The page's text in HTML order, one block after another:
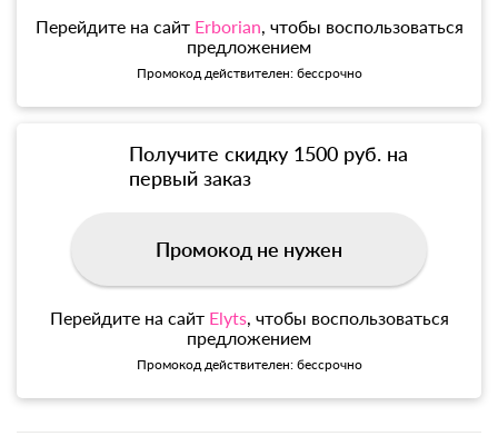
Перейдите на сайт Erborian, чтобы воспользоваться
предложением
Промокод действителен: бессрочно
Получите скидку 1500 руб. на
первый заказ
Промокод не нужен
Перейдите на сайт Elyts, чтобы воспользоваться
предложением
Промокод действителен: бессрочно